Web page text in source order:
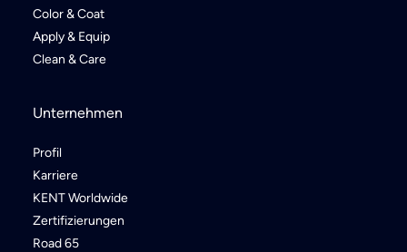
Color & Coat
Apply & Equip
Clean & Care
Unternehmen
Profil
Karriere
KENT Worldwide
Zertifizierungen
Road 65